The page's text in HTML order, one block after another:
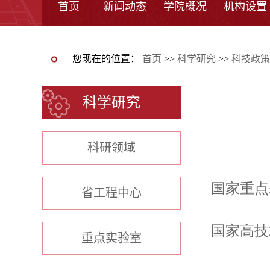
首页 新闻动态 学院概况 机构设置
您现在的位置： 首页 >> 科学研究 >> 科技政策
科学研究
科研领域
省工程中心
重点实验室
国家重
国家高